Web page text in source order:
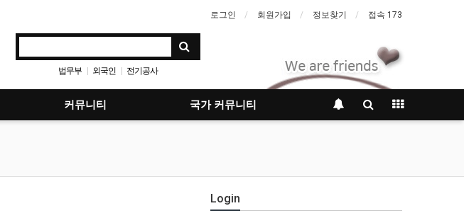
로그인 회원가입 정보찾기 접속 173
법무부 외국인 전기공사
커뮤니티 국가 커뮤니티
Login